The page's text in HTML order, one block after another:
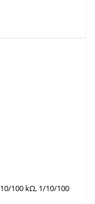
100 kΩ, 1/10/100